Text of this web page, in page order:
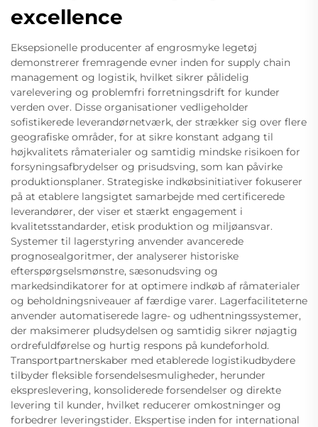
excellence
Eksepsionelle producenter af engrosmyke legetøj
demonstrerer fremragende evner inden for supply chain
management og logistik, hvilket sikrer pålidelig
varelevering og problemfri forretningsdrift for kunder
verden over. Disse organisationer vedligeholder
sofistikerede leverandørnetværk, der strækker sig over flere
geografiske områder, for at sikre konstant adgang til
højkvalitets råmaterialer og samtidig mindske risikoen for
forsyningsafbrydelser og prisudsving, som kan påvirke
produktionsplaner. Strategiske indkøbsinitiativer fokuserer
på at etablere langsigtet samarbejde med certificerede
leverandører, der viser et stærkt engagement i
kvalitetsstandarder, etisk produktion og miljøansvar.
Systemer til lagerstyring anvender avancerede
prognosealgoritmer, der analyserer historiske
efterspørgselsmønstre, sæsonudsving og
markedsindikatorer for at optimere indkøb af råmaterialer
og beholdningsniveauer af færdige varer. Lagerfaciliteterne
anvender automatiserede lagre- og udhentningssystemer,
der maksimerer pludsydelsen og samtidig sikrer nøjagtig
ordrefuldførelse og hurtig respons på kundeforhold.
Transportpartnerskaber med etablerede logistikudbydere
tilbyder fleksible forsendelsesmuligheder, herunder
ekspreslevering, konsoliderede forsendelser og direkte
levering til kunder, hvilket reducerer omkostninger og
forbedrer leveringstider. Ekspertise inden for international